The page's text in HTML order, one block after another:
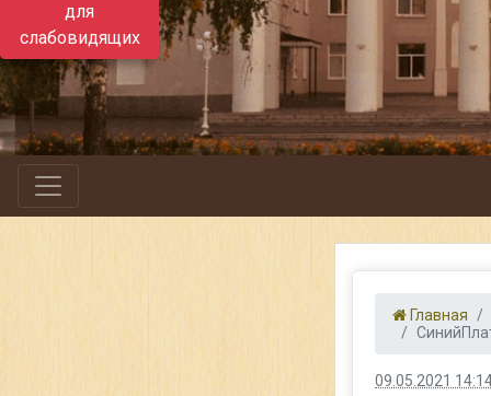
для
слабовидящих
Главная
09.05.2021